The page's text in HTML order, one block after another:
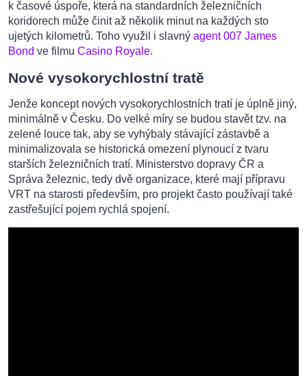
k časové úspoře, která na standardních železničních
koridorech může činit až několik minut na každých sto
ujetých kilometrů. Toho využil i slavný agent 007 James
Bond ve filmu Casino Royale.
Nové vysokorychlostní tratě
Jenže koncept nových vysokorychlostních tratí je úplně jiný,
minimálně v Česku. Do velké míry se budou stavět tzv. na
zelené louce tak, aby se vyhýbaly stávající zástavbě a
minimalizovala se historická omezení plynoucí z tvaru
starších železničních tratí. Ministerstvo dopravy ČR a
Správa železnic, tedy dvě organizace, které mají přípravu
VRT na starosti především, pro projekt často používají také
zastřešující pojem rychlá spojení.